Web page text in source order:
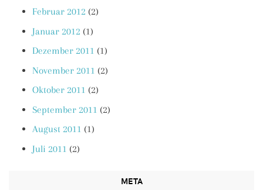
Februar 2012 (2)
Januar 2012 (1)
Dezember 2011 (1)
November 2011 (2)
Oktober 2011 (2)
September 2011 (2)
August 2011 (1)
Juli 2011 (2)
META